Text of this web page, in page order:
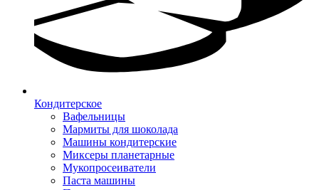
Кондитерское
Вафельницы
Мармиты для шоколада
Машины кондитерские
Миксеры планетарные
Мукопросеиватели
Паста машины